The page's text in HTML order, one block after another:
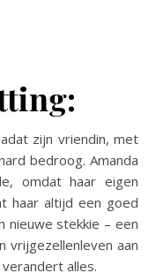
zijn vriendin, met
bedroog. Amanda
omdat haar eigen
haar altijd een goed
nieuwe stekkie – een
vrijgezellenleven aan
alles.